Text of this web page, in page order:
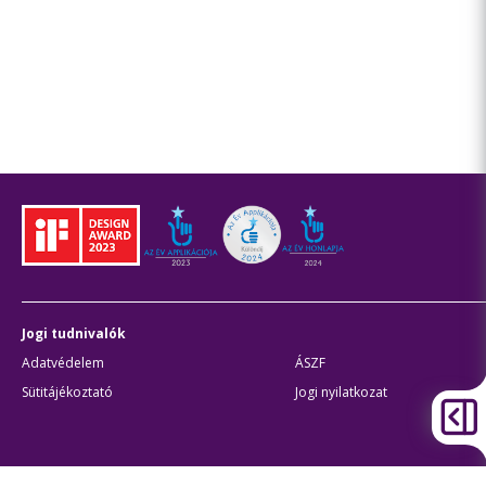
Jogi tudnivalók
Adatvédelem
ÁSZF
Sütitájékoztató
Jogi nyilatkozat